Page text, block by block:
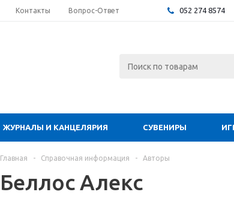
Контакты Вопрос-Ответ 052 274 8574
ЖУРНАЛЫ И КАНЦЕЛЯРИЯ СУВЕНИРЫ
Главная - Справочная информация - Авторы
Беллос Алекс